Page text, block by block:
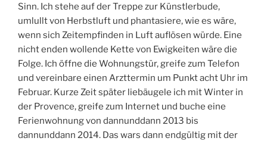
Sinn. Ich stehe auf der Treppe zur Künstlerbude,
umlullt von Herbstluft und phantasiere, wie es wäre,
wenn sich Zeitempfinden in Luft auflösen würde. Eine
nicht enden wollende Kette von Ewigkeiten wäre die
Folge. Ich öffne die Wohnungstür, greife zum Telefon
und vereinbare einen Arzttermin um Punkt acht Uhr im
Februar. Kurze Zeit später liebäugele ich mit Winter in
der Provence, greife zum Internet und buche eine
Ferienwohnung von dannunddann 2013 bis
dannunddann 2014. Das wars dann endgültig mit der